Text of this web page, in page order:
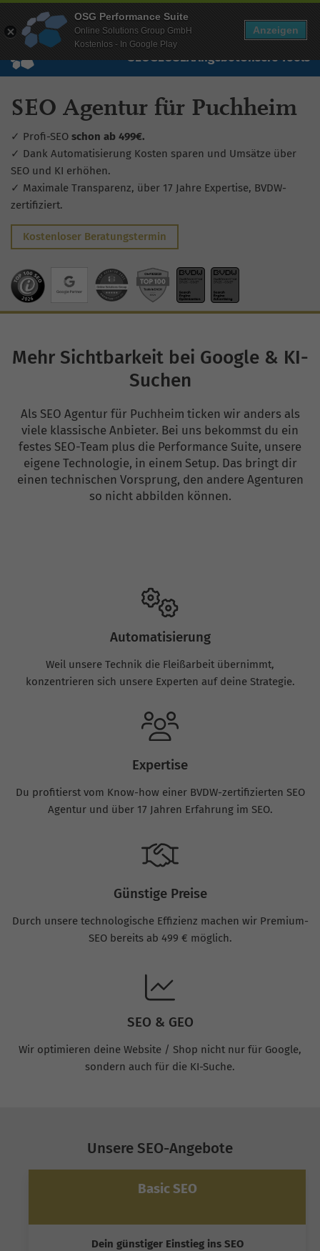
Wissen Free Checks Über uns Free Account
SEOGEOSEAAngebotUnsere Tools
SEO Agentur für Puchheim
✓ Profi-SEO schon ab 499€.
✓ Dank Automatisierung Kosten sparen und Umsätze über
SEO und KI erhöhen.
✓ Maximale Transparenz, über 17 Jahre Expertise, BVDW-
zertifiziert.
Kostenloser Beratungstermin
Mehr Sichtbarkeit bei Google & KI-
Suchen
Als SEO Agentur für Puchheim ticken wir anders als
viele klassische Anbieter. Bei uns bekommst du ein
festes SEO-Team plus die Performance Suite, unsere
eigene Technologie, in einem Setup. Das bringt dir
einen technischen Vorsprung, den andere Agenturen
so nicht abbilden können.
Automatisierung
Weil unsere Technik die Fleißarbeit übernimmt,
konzentrieren sich unsere Experten auf deine Strategie.
Expertise
Du profitierst vom Know-how einer BVDW-zertifizierten SEO
Agentur und über 17 Jahren Erfahrung im SEO.
Günstige Preise
Durch unsere technologische Effizienz machen wir Premium-
SEO bereits ab 499 € möglich.
SEO & GEO
Wir optimieren deine Website / Shop nicht nur für Google,
sondern auch für die KI-Suche.
Unsere SEO-Angebote
Basic SEO
Dein günstiger Einstieg ins SEO
OSG Performance Suite
Online Solutions Group GmbH
Kostenlos - In Google Play
Anzeigen